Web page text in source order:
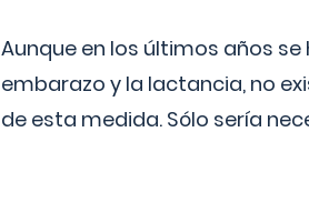
Aunque en los últimos años
embarazo y la lactancia, no
de esta medida. Sólo sería